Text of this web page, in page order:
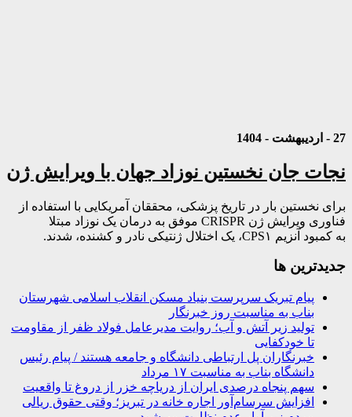
27 - اردیبهشت - 1404
نجات جان نخستین نوزاد جهان با ویرایش ژن
برای نخستین بار در تاریخ پزشکی، محققان آمریکایی با استفاده از
فناوری ویرایش ژن CRISPR موفق به درمان یک نوزاد مبتلا
به کمبود آنزیم CPS۱، یک اختلال ژنتیکی نادر و کشنده، شدند.
جديدترين ها
پیام تبریک سرپرست بنیاد مسکن انقلاب اسلامی شهرستان
بناب به مناسبت روز خبرنگار
تولید زیر آتش و آب؛ روایت مدیرعامل فولاد ظفر از مقاومت
تا خودکفایی
خبرنگاران پل ارتباطی دانشگاه و جامعه هستند / پیام رئیس
دانشگاه بناب به مناسبت ۱۷ مرداد
سهم پنجاه درصدی ایران از دریاچه خزر از دروغ تا واقعیت
افزایش سرسام‌آور اجاره خانه در تبریز؛ وقتی حقوق ریالی